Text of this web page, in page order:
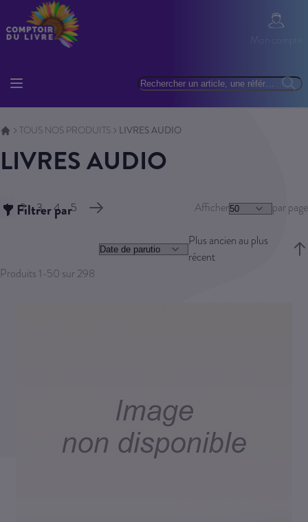
Allez au contenu
Rechercher
Mon
Mon compte
TOUS NOS PRODUITS LIVRES AUDIO
LIVRES AUDIO
Filtrer par
Page
Vous lisez actuellement la page
1 Page
2 Page
3 Page
4 Page
5 Page
Suivant Afficher par page
Produits 1-50 sur298
Plus ancien au plus
récent